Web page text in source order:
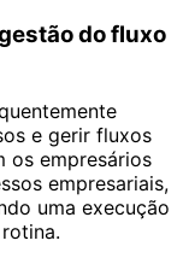
do fluxo
e gerir fluxos
os empresários
empresariais,
uma execução